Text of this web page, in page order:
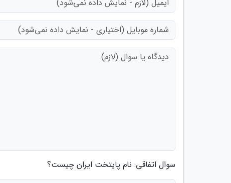
سوال اتفاقی: نام پایتخت ایران چیست؟